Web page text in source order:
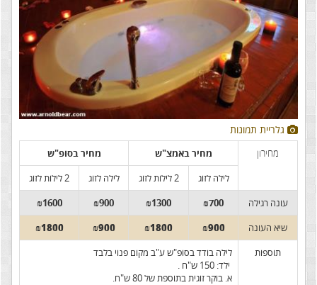
גלריית תמונות
מחיר בסופ"ש מחיר באמצ"ש
מחירון
2 לילות לזוג
לילה לזוג 2 לילות לזוג
לילה לזוג
₪1600
₪900 ₪1300 ₪700
עונה רגילה
₪1800
₪900 ₪1800 ₪900
שיא העונה
לילה בודד בסופ"ש ע"ב מקום פנוי בלבד
ילד: 150 ש"ח .
א. בוקר זוגית בתוספת של 80 ש"ח.
תוספות